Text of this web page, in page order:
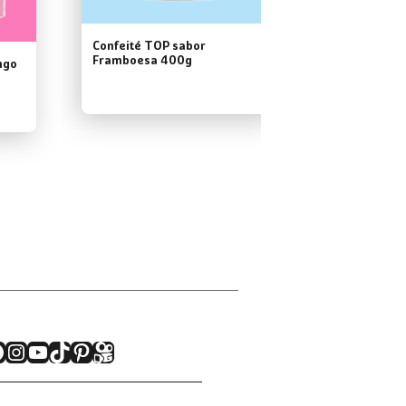
Confeité TOP sabor
Framboesa 400g
Instagram
Youtube
TikTok
Pinterest
Kwai